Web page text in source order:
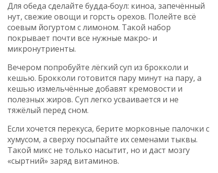
Для обеда сделайте будда‑боул: киноа, запечённый
нут, свежие овощи и горсть орехов. Полейте всё
соевым йогуртом с лимоном. Такой набор
покрывает почти все нужные макро‑ и
микронутриенты.
Вечером попробуйте лёгкий суп из брокколи и
кешью. Брокколи готовится пару минут на пару, а
кешью измельчённые добавят кремовости и
полезных жиров. Суп легко усваивается и не
тяжёлый перед сном.
Если хочется перекуса, берите морковные палочки с
хумусом, а сверху посыпайте их семенами тыквы.
Такой микс не только насытит, но и даст мозгу
«сыртний» заряд витаминов.